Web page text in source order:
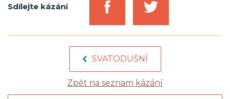
Sdílejte kázání
SVATODUŠNÍ
Zpět na seznam kázání